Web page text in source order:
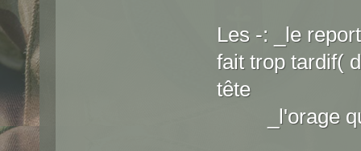
Les -: _le
fait trop tardif(
tête
_l'orage qui